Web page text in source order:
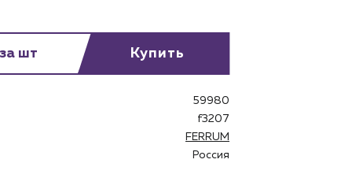
шт Купить
59980
f3207
FERRUM
Россия